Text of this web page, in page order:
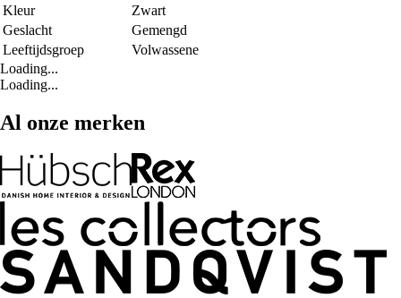
Kleur
Zwart
Geslacht
Gemengd
Leeftijdsgroep
Volwassene
Loading...
Loading...
Al onze merken